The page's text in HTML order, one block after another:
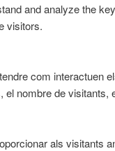
and analyze the
visitors.
com interactuen
nombre de visitants,
als